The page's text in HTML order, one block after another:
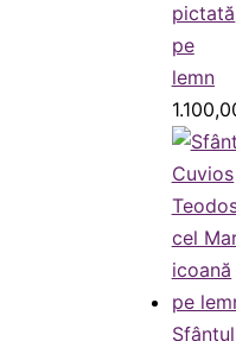
pictată
pe
lemn